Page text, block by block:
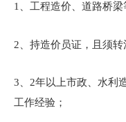
1、工程造价、道路桥梁
2、持造价员证，且须转
3、2年以上市政、水利
工作经验；